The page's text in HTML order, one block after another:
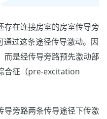
存在连接房室的房室传导旁
过这条途径传导激动。因
而是经传导旁路预先激动部
合征（pre-excitation
导旁路两条传导途径下传激